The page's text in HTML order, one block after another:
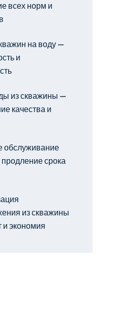
всех норм и
на воду —
и
из скважины —
качества и
обслуживание
срока
из скважины
экономия